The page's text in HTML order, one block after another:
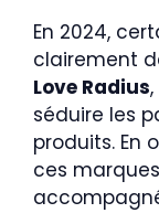
En 2024,
clairement
Love Radius,
séduire les
produits. En
ces